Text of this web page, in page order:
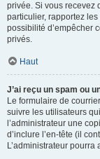
privée. Si vous recevez
particulier, rapportez
possibilité d’empêcher
privés.
Haut
J’ai reçu un spam ou
Le formulaire de
suivre les utilisateurs
l’administrateur une
d’inclure l’en-tête (il
L’administrateur